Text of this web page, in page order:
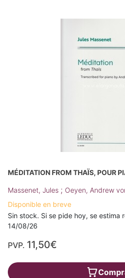
MÉDITATION FROM THAÏS, POUR
Massenet, Jules ; Oeyen, Andrew
Disponible en breve
Sin stock. Si se pide hoy, se estima
14/08/26
PVP. 11,50€